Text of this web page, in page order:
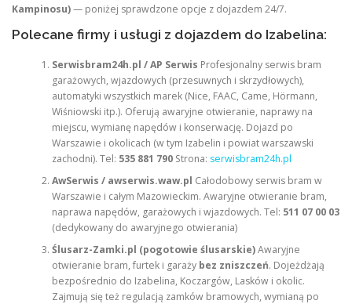
Kampinosu)— poniżej sprawdzone opcje z dojazdem 24/7.
Polecane firmy i usługi z dojazdem do Izabelina:
Serwisbram24h.pl / AP Serwis Profesjonalny serwis bram
garażowych, wjazdowych (przesuwnych i skrzydłowych),
automatyki wszystkich marek (Nice, FAAC, Came, Hörmann,
Wiśniowski itp.). Oferują awaryjne otwieranie, naprawy na
miejscu, wymianę napędów i konserwację. Dojazd po
Warszawie i okolicach (w tym Izabelin i powiat warszawski
zachodni). Tel: 535 881 790Strona: serwisbram24h.pl
AwSerwis / awserwis.waw.pl Całodobowy serwis bram w
Warszawie i całym Mazowieckim. Awaryjne otwieranie bram,
naprawa napędów, garażowych i wjazdowych. Tel: 511 07 00 03
(dedykowany do awaryjnego otwierania)
Ślusarz-Zamki.pl (pogotowie ślusarskie)Awaryjne
otwieranie bram, furtek i garaży bez zniszczeń. Dojeżdżają
bezpośrednio do Izabelina, Koczargów, Lasków i okolic.
Zajmują się też regulacją zamków bramowych, wymianą po